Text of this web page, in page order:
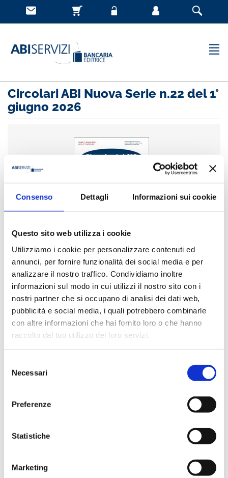
Consenso Dettagli Informazioni sui cookie
Questo sito web utilizza i cookie
Utilizziamo i cookie per personalizzare contenuti ed
annunci, per fornire funzionalità dei social media e per
analizzare il nostro traffico. Condividiamo inoltre
informazioni sul modo in cui utilizzi il nostro sito con i
nostri partner che si occupano di analisi dei dati web,
pubblicità e social media, i quali potrebbero combinarle
con altre informazioni che hai fornito loro o che hanno
raccolto dal tuo utilizzo dei loro servizi.
delNecessari
Preferenze
Statistiche
Marketing
Circolari ABI Nuova Serie n.22 del 1°
giugno 2026
Editore
Bancaria Editrice
Anno
2026
Disponibile